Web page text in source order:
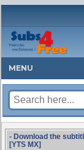
MENU
- Download the
[YTS MX]